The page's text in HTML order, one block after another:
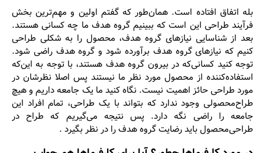
بله اتفاق افتاده است. همان‌طور که گفتم اولین و مهم‌ترین بخش
فرآیند طراحی این است که ببینیم گروه هدف ما چه کسانی هستند.
بعد از شناسایی نیازهای گروه هدف، محصول را به شکلی طراحی
کنیم که نیازهای گروه هدف برآورده شود و گروه هدف راضی شود.
توجه کنید کسانی‌که در بیرون گروه هدف هستند، با توجه به این‌که
استفاده‌کننده از محصول مورد نظر ما نیستند پس اصلا نظرشان در
مورد طراحی حائز اهمیت نیست. نگاه کنید ما یک جامعه داریم و هیچ
طراح‌محصولی وجود ندارد که بتواند با یک طراحی، تمام افراد این
جامعه را راضی نگه دارد. پس نتیجه می‌گیریم که طراح در
طراحی‌محصول باید رضایت گروه هدف را در نظر بگیرد .